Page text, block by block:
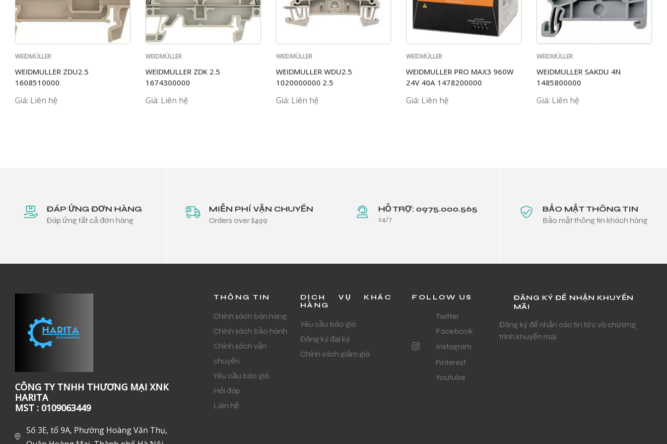
WEIDMÜLLER
WEIDMULLER ZDU2.5
1608510000
Giá: Liên hệ
WEIDMÜLLER
WEIDMULLER ZDK 2.5
1674300000
Giá: Liên hệ
WEIDMÜLLER
WEIDMULLER WDU2.5
1020000000 2.5
Giá: Liên hệ
WEIDMÜLLER
WEIDMULLER PRO MAX3 960W
24V 40A 1478200000
Giá: Liên hệ
WEIDMÜLLER
WEIDMULLER SAKDU 4N
1485800000
Giá: Liên hệ
ĐÁP ỨNG ĐƠN HÀNG
Đáp ứng tất cả đơn hàng
MIỄN PHÍ VẬN CHUYỂN
Orders over $499
HỖ TRỢ: 0975.000.565
24/7
BẢO MẬT THÔNG TIN
Bảo mật thông tin khách hàng
CÔNG TY TNHH THƯƠNG MẠI XNK
HARITA
MST : 0109063449
Số 3E, tổ 9A, Phường Hoàng Văn Thụ,
THÔNG TIN
Chính sách bán hàng
Chính sách bảo hành
Chính sách vận
chuyển
Yêu cầu báo giá
Hỏi đáp
Liên hệ
DỊCH VỤ KHÁC
HÀNG
Yêu cầu báo giá
Đăng ký đại ký
Chính sách giảm giá
FOLLOW US
Twitter
Facebook
Instagram
Pinterest
Youtube
ĐĂNG KÝ ĐỂ NHẬN KHUYẾN
MÃI
Đăng ký để nhận các tin tức và chương
trình khuyến mại.